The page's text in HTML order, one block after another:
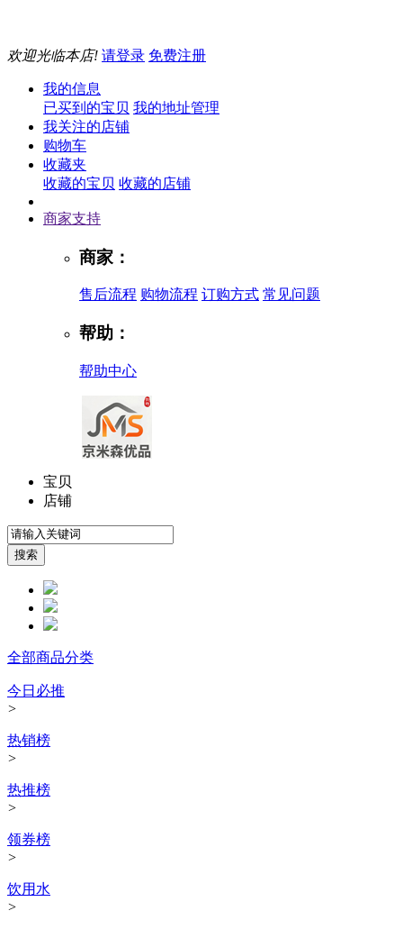
欢迎光临本店! 请登录 免费注册
我的信息
已买到的宝贝 我的地址管理
我关注的店铺
购物车
收藏夹
收藏的宝贝 收藏的店铺
商家支持
商家：
售后流程 购物流程 订购方式 常见问题
帮助：
帮助中心
宝贝
店铺
全部商品分类
今日必推
>
热销榜
>
热推榜
>
领券榜
>
饮用水
>